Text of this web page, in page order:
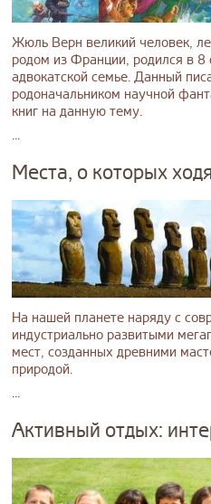
Жюль Верн великий человек,
родом из Франции, родился в
адвокатской семье. Данный
родоначальником научной
книг на данную тему.
...
Места, о которых
На нашей планете наряду с
индустриально развитыми
мест, созданных древними
природой.
...
Активный отдых: